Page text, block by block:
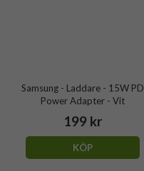
Samsung - Laddare - 15W PD
Power Adapter - Vit
199 kr
KÖP